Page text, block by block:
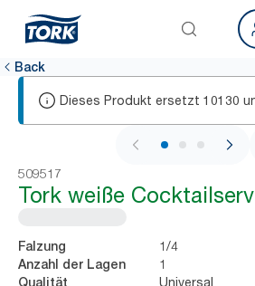
Back
Dieses Produkt ersetzt 10130
1 / 3
509517
Tork weiße
Falzung 1/4
Anzahl der Lagen 1
Qualität
Universal